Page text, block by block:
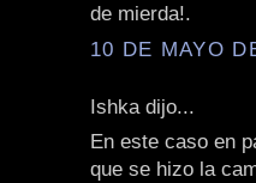
de mierda!.
10 DE MAYO
Ishka dijo...
En este caso en
que se hizo la